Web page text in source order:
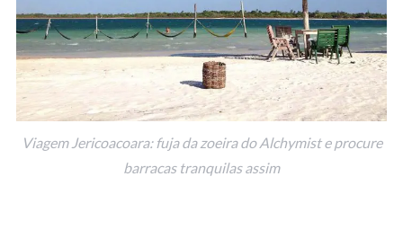
Viagem Jericoacoara: fuja da zoeira do Alchymist e procure
barracas tranquilas assim